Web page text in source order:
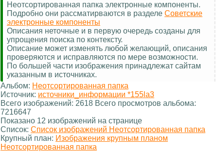
Неотсортированная папка электронные компоненты.
Подробно они рассматирваются в разделе Советские
электронные компоненты
Описания неточные и в первую очередь созданы для
упрощения поиска по контексту.
Описание может изменять любой желающий, описания
проверяются и исправляются по мере возможности.
По большей части изображения принадлежат сайтам
указанным в источниках.
Альбом: Неотсортированная папка
Источник: источники_информации *155la3
Всего изображений: 2618 Всего просмотров альбома:
7216647
Показано 12 изображений на странице
Список: Список изображений Неотсортированная папка
Крупный план: Изображения крупным планом
Неотсортированная папка